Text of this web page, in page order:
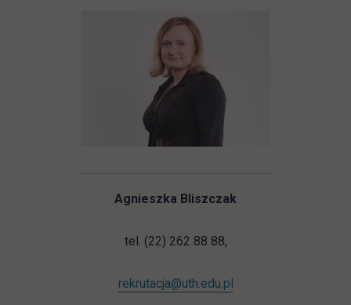
Agnieszka Bliszczak
tel. (22) 262 88 88,
rekrutacja@uth.edu.pl